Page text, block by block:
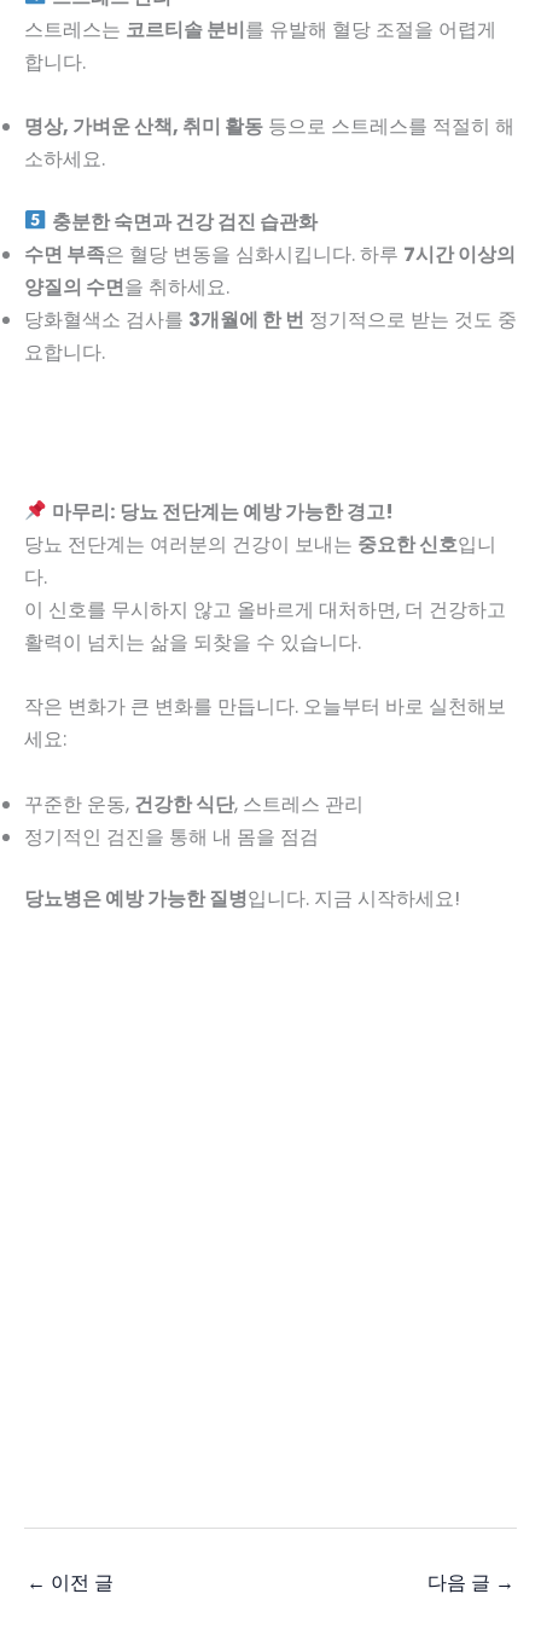
스트레스는 코르티솔 분비를 유발해 혈당 조절을 어렵게
합니다.
명상, 가벼운 산책, 취미 활동 등으로 스트레스를 적절히 해
소하세요.
충분한 숙면과 건강 검진 습관화
수면 부족은 혈당 변동을 심화시킵니다. 하루 7시간 이상의
양질의 수면을 취하세요.
당화혈색소 검사를 3개월에 한 번 정기적으로 받는 것도 중
요합니다.
마무리: 당뇨 전단계는 예방 가능한 경고!
당뇨 전단계는 여러분의 건강이 보내는 중요한 신호입니
다.
이 신호를 무시하지 않고 올바르게 대처하면, 더 건강하고
활력이 넘치는 삶을 되찾을 수 있습니다.
작은 변화가 큰 변화를 만듭니다. 오늘부터 바로 실천해보
세요:
꾸준한 운동, 건강한 식단, 스트레스 관리
정기적인 검진을 통해 내 몸을 점검
당뇨병은 예방 가능한 질병입니다. 지금 시작하세요!
← 이전 글 다음 글 →